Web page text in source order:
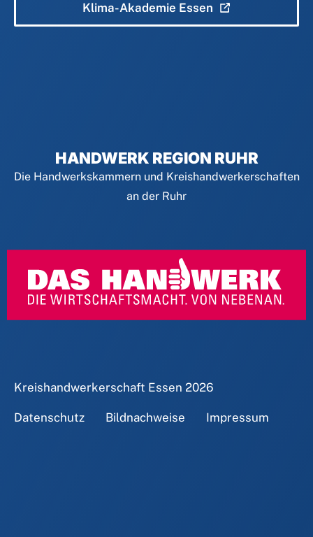
Klima-Akademie Essen
HANDWERK REGION RUHR
Die Handwerkskammern und Kreishandwerkerschaften
an der Ruhr
Kreishandwerkerschaft Essen 2026
Datenschutz Bildnachweise Impressum